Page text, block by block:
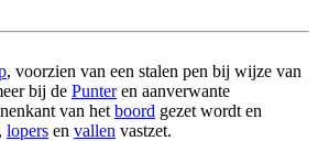
, voorzien van een stalen pen bij wijze van
bij de Punteren aanverwante
van het boord gezet wordt en
, lopers en vallen vastzet.